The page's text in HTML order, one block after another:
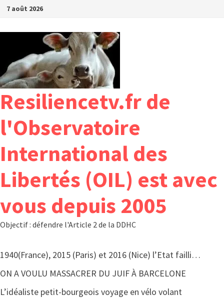
Passer
contenu
7 août 2026
Resiliencetv.fr de
l'Observatoire
International des
Libertés (OIL) est avec
vous depuis 2005
Objectif : défendre l'Article 2 de la DDHC
1940(France), 2015 (Paris) et 2016 (Nice) l’Etat failli…
ON A VOULU MASSACRER DU JUIF À BARCELONE
L’idéaliste petit-bourgeois voyage en vélo volant